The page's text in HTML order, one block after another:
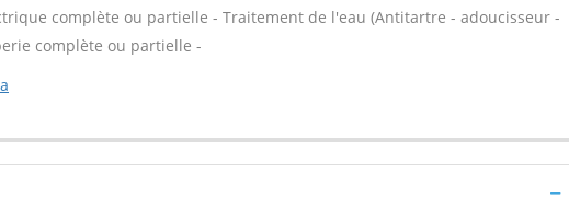
complète ou partielle - Traitement de l'eau (Antitartre - adoucisseur -
complète ou partielle -